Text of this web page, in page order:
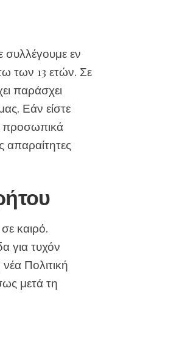
συλλέγουμε εν
των 13 ετών. Σε
παράσχει
Εάν είστε
προσωπικά
απαραίτητες
καιρό.
για τυχόν
Πολιτική
μετά τη